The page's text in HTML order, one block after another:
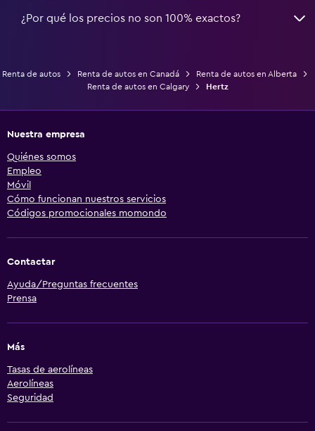
¿Por qué los precios no son 100% exactos?
Renta de autos Renta de autos en Canadá
Renta de autos en Alberta
Renta de autos en Calgary
Hertz
Nuestra empresa
Quiénes somos
Empleo
Móvil
Cómo funcionan nuestros servicios
Códigos promocionales momondo
Contactar
Ayuda/Preguntas frecuentes
Prensa
Más
Tasas de aerolíneas
Aerolíneas
Seguridad